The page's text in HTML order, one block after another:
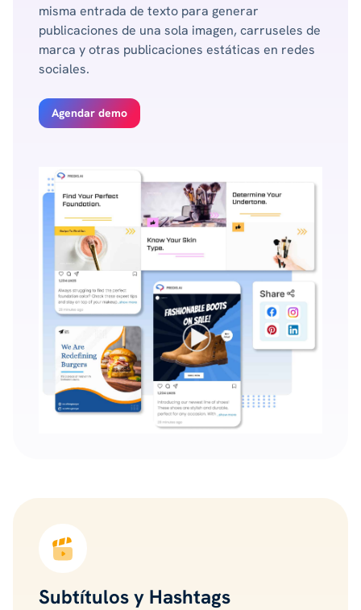
misma entrada de texto para generar
publicaciones de una sola imagen, carruseles de
marca y otras publicaciones estáticas en redes
sociales.
Agendar demo
Subtítulos y Hashtags